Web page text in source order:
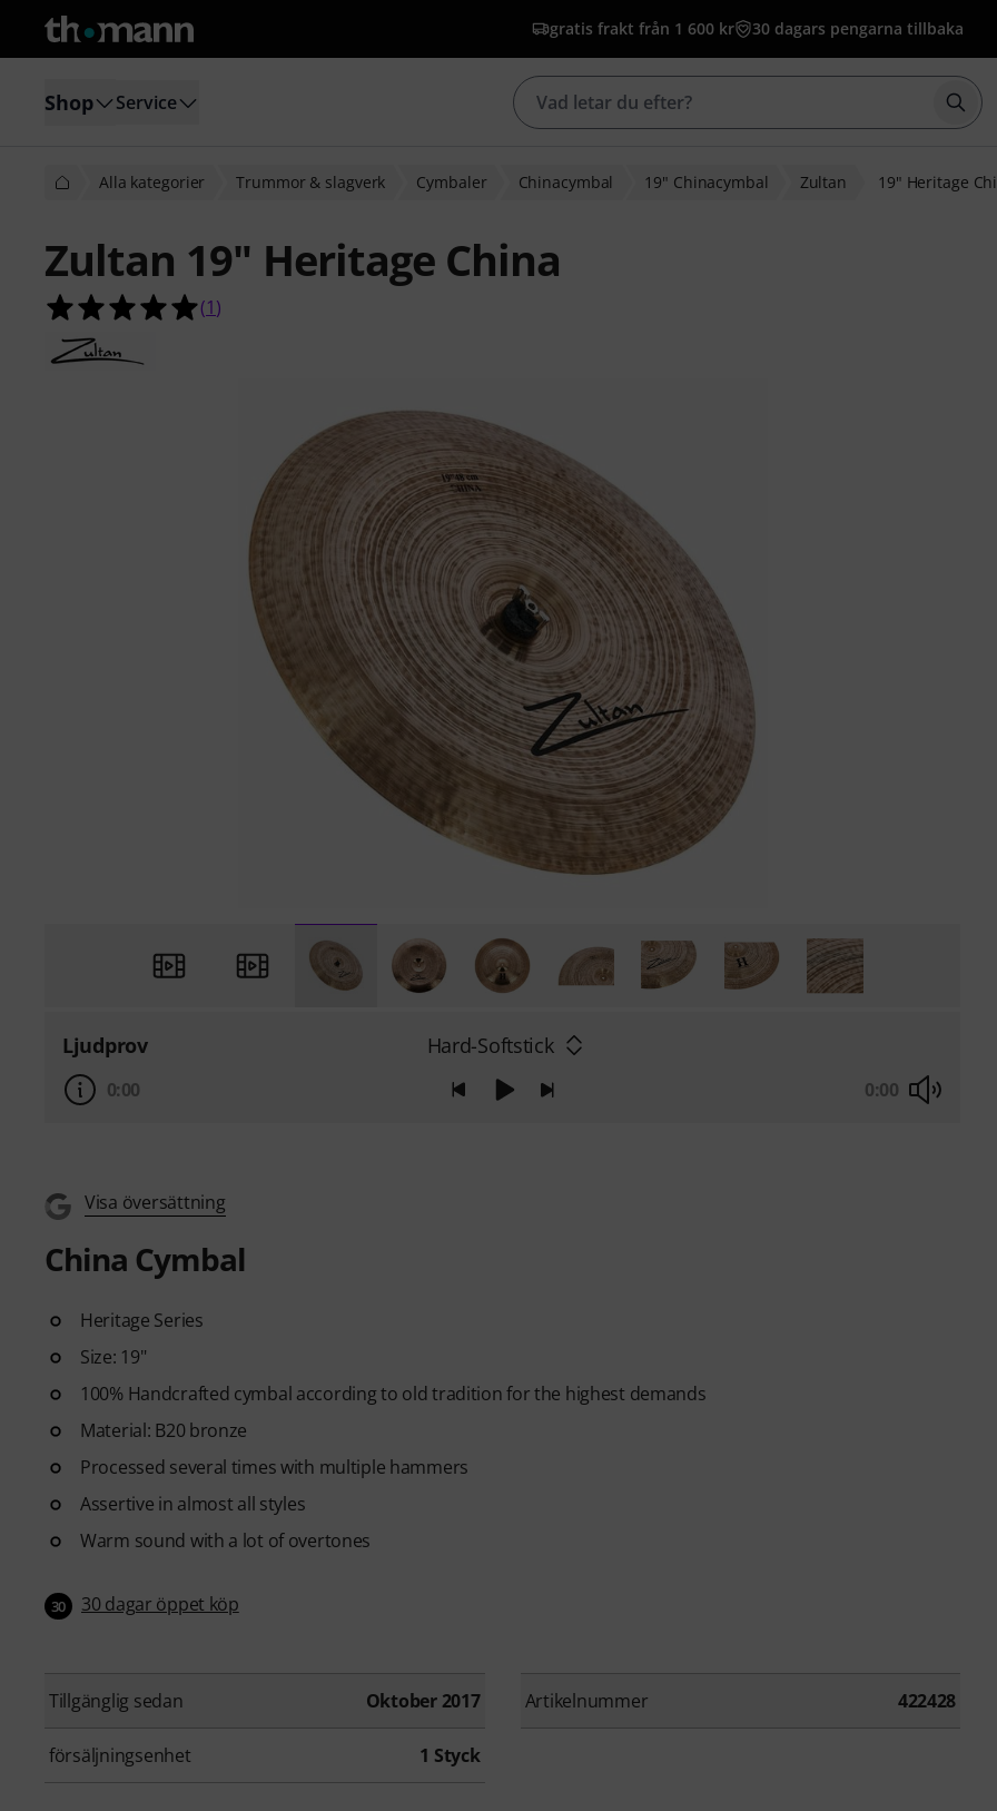
gratis frakt från 1 600 kr 30 dagars pengarna tillbaka
Shop Service
Alla kategorier Trummor & slagverk Cymbaler Chinacymbal 19" Chinacymbal Zultan 19" Heritage
Zultan 19" Heritage China
5.0 av 5 stjärnor från 1 kundbetyg
(1)
Ljudprov Hard-Softstick
0:00 0:00
Visa översättning
China Cymbal
Heritage Series
Size: 19"
100% Handcrafted cymbal according to old tradition for the highest demands
Material: B20 bronze
Processed several times with multiple hammers
Assertive in almost all styles
Warm sound with a lot of overtones
30 30 dagar öppet köp
Tillgänglig sedan Oktober 2017 Artikelnummer 422428
försäljningsenhet 1 Styck